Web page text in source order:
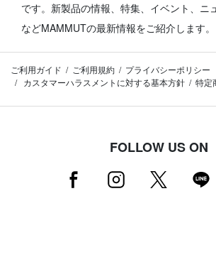
です。 新製品の情報、特集、イベント、ニ
などMAMMUTの最新情報をご紹介します。
ご利用ガイド ご利用規約
プライバシーポリシー
カスタマーハラスメントに対する基本方針
特定
FOLLOW US ON